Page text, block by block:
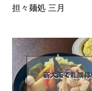
担々麺処 三月